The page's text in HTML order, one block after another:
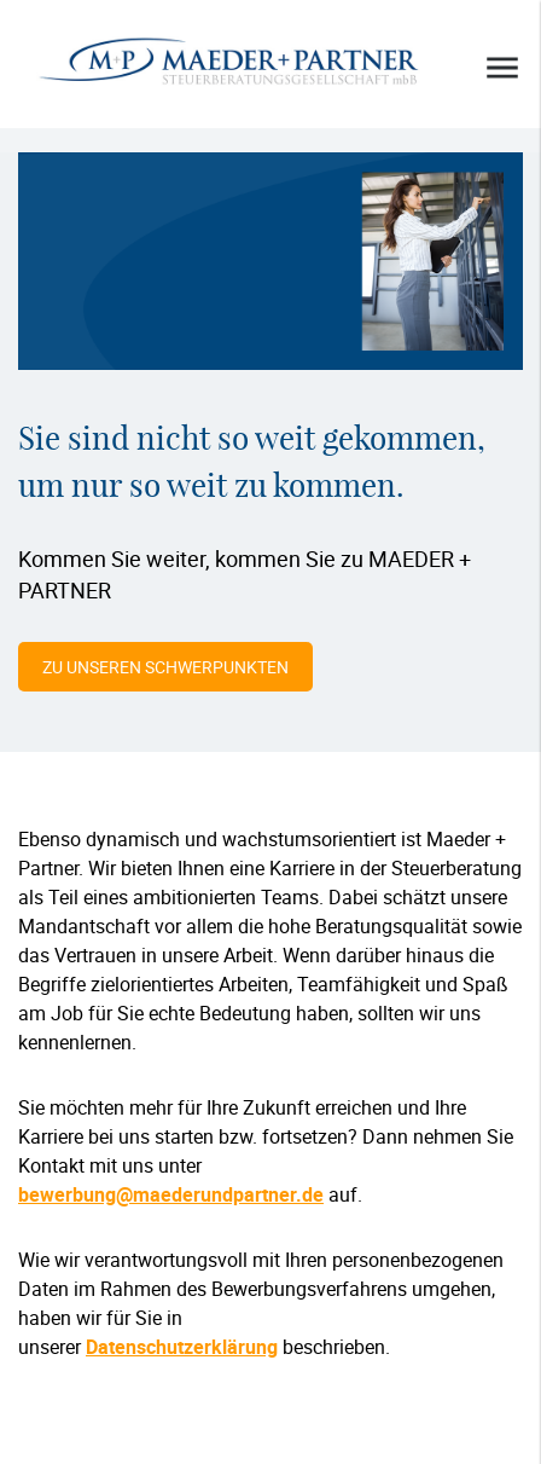
Sie sind nicht so weit gekommen,
um nur so weit zu kommen.
Kommen Sie weiter, kommen Sie zu MAEDER +
PARTNER
ZU UNSEREN SCHWERPUNKTEN
Ebenso dynamisch und wachstumsorientiert ist Maeder +
Partner. Wir bieten Ihnen eine Karriere in der Steuerberatung
als Teil eines ambitionierten Teams. Dabei schätzt unsere
Mandantschaft vor allem die hohe Beratungsqualität sowie
das Vertrauen in unsere Arbeit. Wenn darüber hinaus die
Begriffe zielorientiertes Arbeiten, Teamfähigkeit und Spaß
am Job für Sie echte Bedeutung haben, sollten wir uns
kennenlernen.
Sie möchten mehr für Ihre Zukunft erreichen und Ihre
Karriere bei uns starten bzw. fortsetzen? Dann nehmen Sie
Kontakt mit uns unter
bewerbung@maederundpartner.de auf.
Wie wir verantwortungsvoll mit Ihren personenbezogenen
Daten im Rahmen des Bewerbungsverfahrens umgehen,
haben wir für Sie in
unsererDatenschutzerklärung beschrieben.